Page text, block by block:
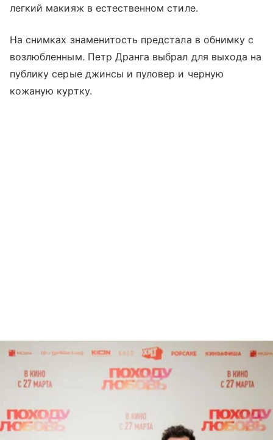
легкий макияж в естественном стиле.
На снимках знаменитость предстала в обнимку с
возлюбленным. Петр Дранга выбрал для выхода на
публику серые джинсы и пуловер и черную
кожаную куртку.